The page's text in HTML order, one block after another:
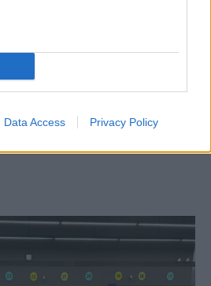
Data Access Privacy Policy